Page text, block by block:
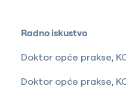
Radno iskustvo
Doktor opće prakse,
Doktor opće prakse,